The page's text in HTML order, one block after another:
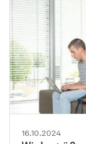
16.10.2024